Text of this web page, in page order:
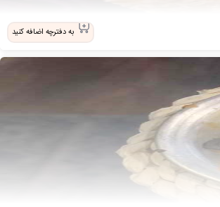
به دفترچه اضافه کنید